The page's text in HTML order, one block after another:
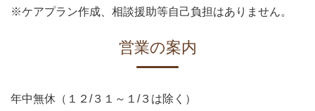
※ケアプラン作成、相談援助等自己負担はありません。
営業の案内
年中無休（１２/３１～１/３は除く）